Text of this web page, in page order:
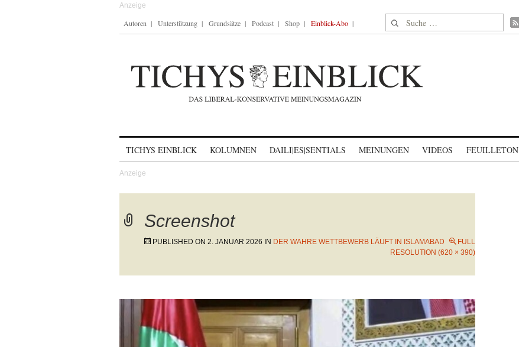
Autoren Unterstützung Grundsätze Podcast Shop Einblick-Abo Suche nach:
TICHYS EINBLICK KOLUMNEN DAILI|ES|SENTIALS MEINUNGEN VIDEOS FEUILLETON
Screenshot
PUBLISHED ON 2. JANUAR 2026 IN DER WAHRE WETTBEWERB LÄUFT IN ISLAMABAD
FULL
RESOLUTION (620 × 390)